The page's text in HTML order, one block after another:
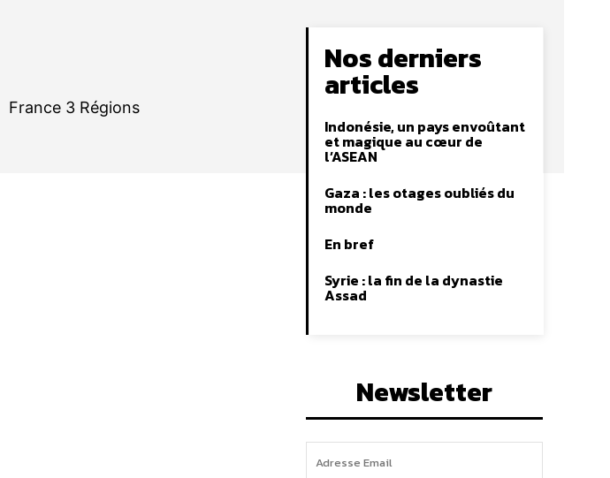
France 3 Régions
Nos derniers
articles
Indonésie, un pays envoûtant
et magique au cœur de
l’ASEAN
Gaza : les otages oubliés du
monde
En bref
Syrie : la fin de la dynastie
Assad
Newsletter